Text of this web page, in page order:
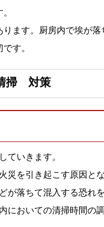
ます。厨房内で埃が落
す。
掃 対策
ていきます。
を引き起こす原因と
が落ちて混入する恐れ
おいての清掃時間の